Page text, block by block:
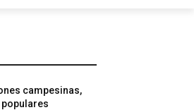
campesinas,